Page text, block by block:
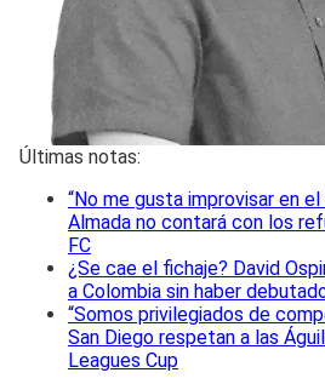
Últimas notas:
“No me gusta improvisar en
Almada no contará con los
FC
¿Se cae el fichaje? David
a Colombia sin haber
“Somos privilegiados de
San Diego respetan a las
Leagues Cup